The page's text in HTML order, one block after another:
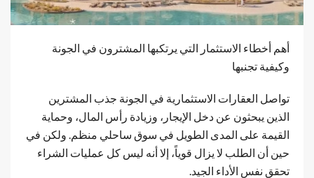
أهم أخطاء الاستثمار التي يرتكبها المشترون في الجونة
وكيفية تجنبها
تواصل العقارات الاستثمارية في الجونة جذب المشترين
الذين يبحثون عن دخل الإيجار، وزيادة رأس المال، وحماية
القيمة على المدى الطويل في سوق ساحلي منظم. ولكن في
حين أن الطلب لا يزال قوياً، إلا أنه ليس كل عمليات الشراء
تحقق نفس الأداء الجيد.